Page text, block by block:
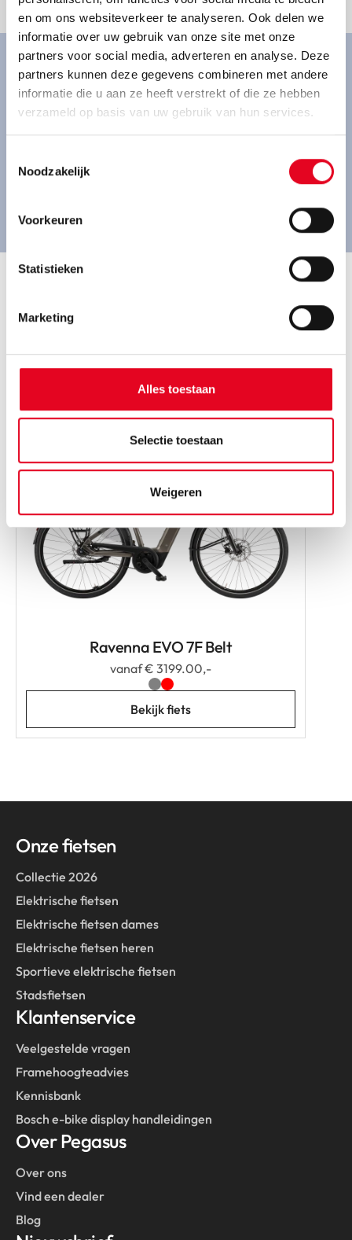
en om ons websiteverkeer te analyseren. Ook delen we
informatie over uw gebruik van onze site met onze
partners voor social media, adverteren en analyse. Deze
partners kunnen deze gegevens combineren met andere
informatie die u aan ze heeft verstrekt of die ze hebben
verzameld op basis van uw gebruik van hun services.
Noodzakelijk
Voorkeuren
Statistieken
Marketing
Alles toestaan
Selectie toestaan
Weigeren
Prettige sfeer.
Ervaar onze fietsen van
dichtbij
Ben je geïnteresseerd in een Pegasus fiets en wil je
een proefrit maken? Kom gezellig bij ons langs.
Deze Pegasus fietsen
verkopen wij
Ravenna EVO 7F Belt
vanaf € 3199.00,-
Bekijk fiets
Onze fietsen
Collectie 2026
Elektrische fietsen
Elektrische fietsen dames
Elektrische fietsen heren
Sportieve elektrische fietsen
Stadsfietsen
Klantenservice
Veelgestelde vragen
Framehoogteadvies
Kennisbank
Bosch e-bike display handleidingen
Over Pegasus
Over ons
Vind een dealer
Blog